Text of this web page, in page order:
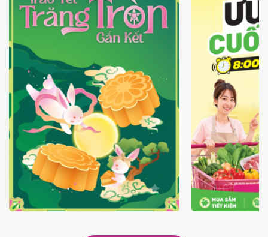
TRAO TẾT TRĂNG TRÒN GẮN
GIÁ LUÔN